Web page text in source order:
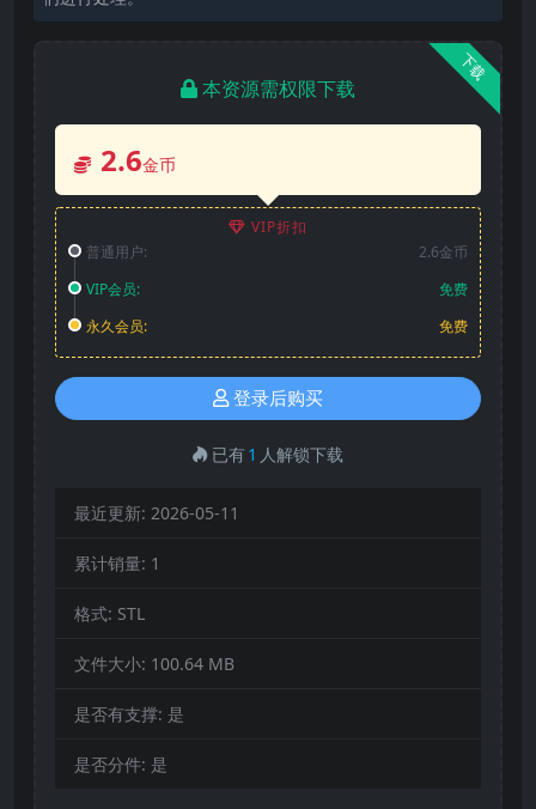
下载
本资源需权限下载
2.6金币
VIP折扣
普通用户:
2.6金币
VIP会员:
免费
永久会员:
免费
登录后购买
已有1 人解锁下载
最近更新: 2026-05-11
累计销量: 1
格式: STL
文件大小: 100.64 MB
是否有支撑: 是
是否分件: 是